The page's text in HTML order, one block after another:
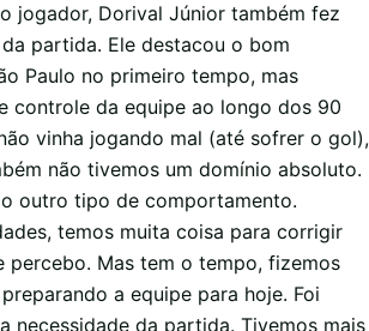
jogador, Dorival Júnior também fez
partida. Ele destacou o bom
Paulo no primeiro tempo, mas
controle da equipe ao longo dos 90
vinha jogando mal (até sofrer o gol),
não tivemos um domínio absoluto.
outro tipo de comportamento.
temos muita coisa para corrigir
percebo. Mas tem o tempo, fizemos
a equipe para hoje. Foi
necessidade da partida. Tivemos mais